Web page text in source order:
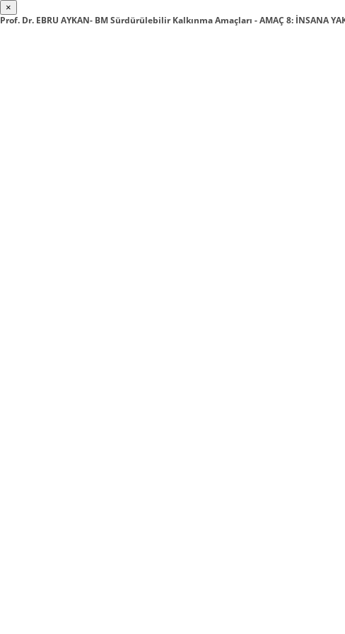
×
Prof. Dr. EBRU AYKAN- BM Sürdürülebilir Kalkınma Amaçları - AMAÇ 8: İNSANA